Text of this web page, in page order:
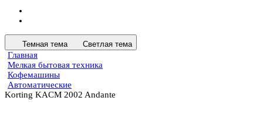
Темная тема Светлая тема
Главная
Мелкая бытовая техника
Кофемашины
Автоматические
Korting KACM 2002 Andante